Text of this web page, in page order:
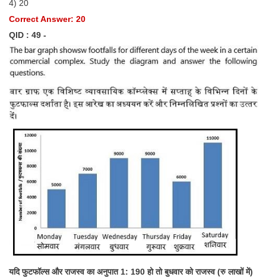
4) 20
Correct Answer: 20
QID : 49 -
यदि फुटफॉल्स और राजस्व का अनुपात 1: 190 हो तो बुधवार को राजस्व (रु लाखों में)